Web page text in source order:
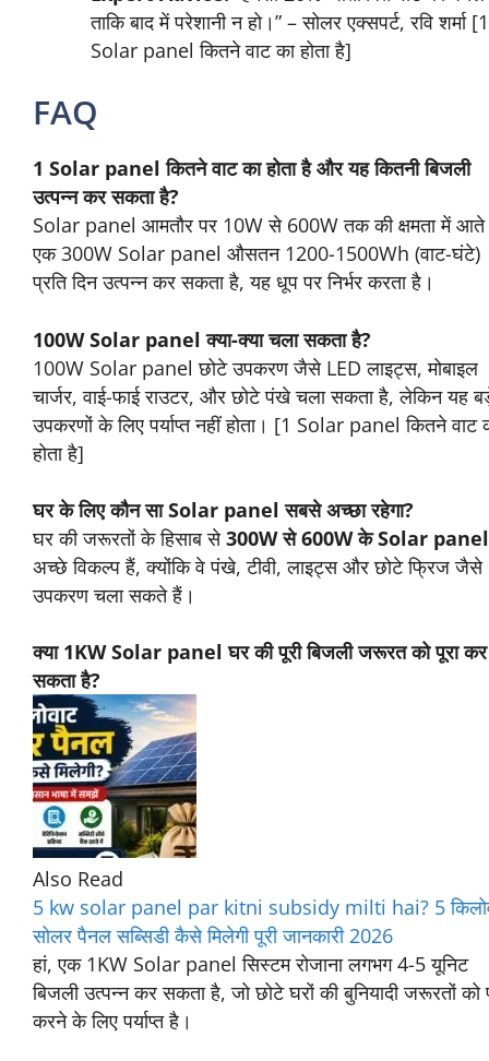
Advanced Tips और गलतियों से
पर निर्भर करती है। कम धूप में 300W का पैनल सिर्फ
150W ही दे सकता है।
Common Mistake:बहुत सस्ते पैनल न खरीदें,
ये जल्दी खराब हो सकते हैं।
Expert Advice:“हमेशा 20% अतिरिक्त वाट का
एक्सपर्ट, रवि शर्मा [1 Solar panel कितने वाट का
होता है]
FAQ
कितनी बिजली उत्पन्न कर सकता है?
Solar panel आमतौर पर 10W से 600W तक की क्षमता में
आते हैं। एक 300W Solar panel औसतन 1200-
पर निर्भर करता है।
100W Solar panel क्या-क्या चला सकता है?
100W Solar panel छोटे उपकरण जैसे LED लाइट्स,
मोबाइल चार्जर, वाई-फाई राउटर, और छोटे पंखे चला सकता है,
लेकिन यह बड़े उपकरणों के लिए पर्याप्त नहीं होता। [1 Solar
panel कितने वाट का होता है]
घर के लिए कौन सा Solar panel सबसे अच्छा रहेगा?
घर की जरूरतों के हिसाब से300W से 600W के Solar
panel अच्छे विकल्प हैं, क्योंकि वे पंखे, टीवी, लाइट्स और
छोटे फ्रिज जैसे उपकरण चला सकते हैं।